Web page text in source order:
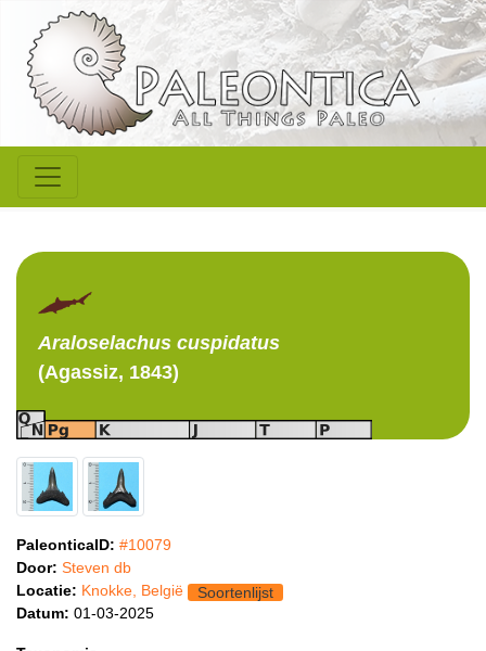
Araloselachus cuspidatus
(Agassiz, 1843)
PaleonticaID: #10079
Door: Steven db
Locatie: Knokke, België
Soortenlijst
Datum: 01-03-2025